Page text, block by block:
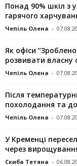
Понад 90% шкіл з
гарячого
Чепіль Олена -
Як офіси
розвивати власну
Чепіль Олена -
Після
похолодання та
Чепіль Олена -
У Кременці
через
Скиба Тетяна -